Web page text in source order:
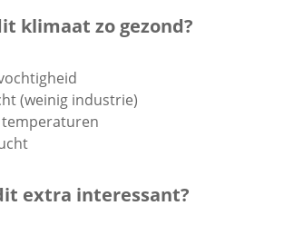
klimaat zo gezond?
(weinig industrie)
extra interessant?